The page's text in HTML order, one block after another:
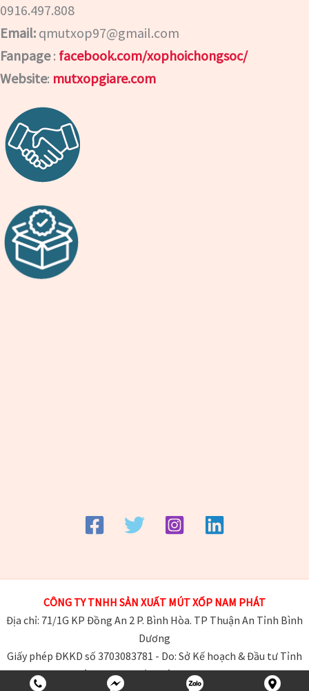
0916.497.808
Email: qmutxop97@gmail.com
Fanpage: facebook.com/xophoichongsoc/
Website: mutxopgiare.com
CÔNG TY TNHH SẢN XUẤT MÚT XỐP NAM PHÁT
Địa chỉ: 71/1G KP Đồng An 2 P. Bình Hòa. TP Thuận An Tỉnh Bình
Dương
Giấy phép ĐKKD số 3703083781 - Do: Sở Kế hoạch & Đầu tư Tỉnh
Bình Dương cấp ngày 20-09-2022